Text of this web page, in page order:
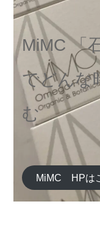
MiMC 「
でどんな
む
MiMC HPは